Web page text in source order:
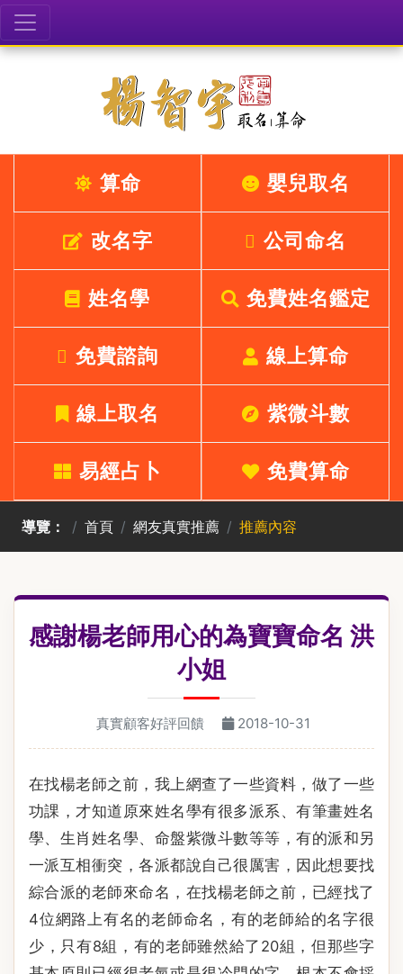
算命 嬰兒取名
改名字 公司命名
姓名學 免費姓名鑑定
免費諮詢 線上算命
線上取名 紫微斗數
易經占卜 免費算命
導覽： 首頁 網友真實推薦 推薦內容
感謝楊老師用心的為寶寶命名 洪
小姐
真實顧客好評回饋 2018-10-31
在找楊老師之前，我上網查了一些資料，做了一些
功課，才知道原來姓名學有很多派系、有筆畫姓名
學、生肖姓名學、命盤紫微斗數等等，有的派和另
一派互相衝突，各派都說自己很厲害，因此想要找
綜合派的老師來命名，在找楊老師之前，已經找了
4位網路上有名的老師命名，有的老師給的名字很
少，只有8組，有的老師雖然給了20組，但那些字